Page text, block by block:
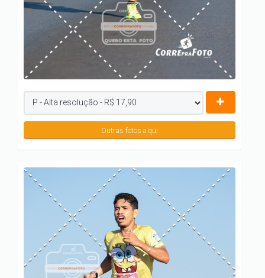
Outras fotos aqui